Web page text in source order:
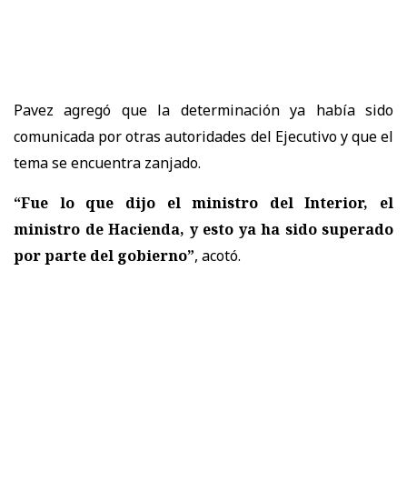
Pavez agregó que la determinación ya había sido
comunicada por otras autoridades del Ejecutivo y que el
tema se encuentra zanjado.
“Fue lo que dijo el ministro del Interior, el
ministro de Hacienda, y esto ya ha sido superado
por parte del gobierno”, acotó.